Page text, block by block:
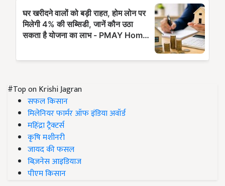
#Top on Krishi Jagran
सफल किसान
मिलेनियर फार्मर ऑफ इंडिया अवॉर्ड
महिंद्रा ट्रैक्टर्स
कृषि मशीनरी
जायद की फसल
बिज़नेस आइडियाज
पीएम किसान